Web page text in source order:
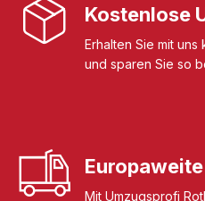
Kostenlose
Erhalten Sie mit
und sparen Sie so
Mit Umzugsprofi